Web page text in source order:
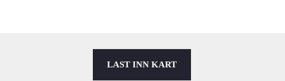
LAST INN KART